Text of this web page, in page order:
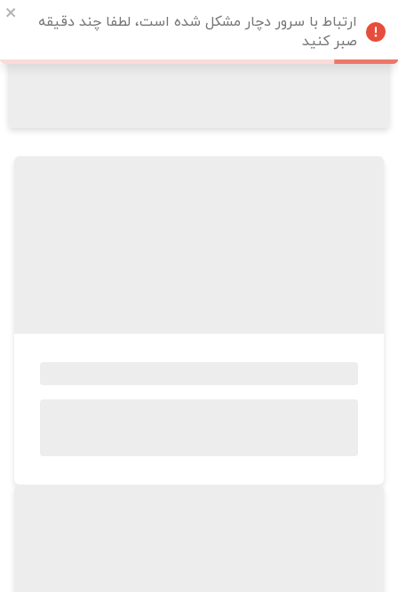
ارتباط با سرور دچار مشکل شده است، لطفا چند دقیقه
صبر کنید